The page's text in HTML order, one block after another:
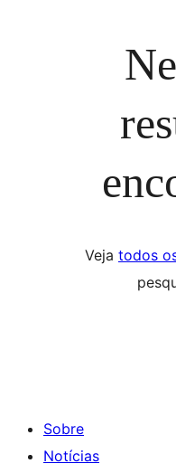
Veja todos
Sobre
Notícias